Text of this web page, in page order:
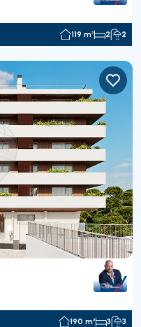
119 m² 2 2
190 m² 3 3